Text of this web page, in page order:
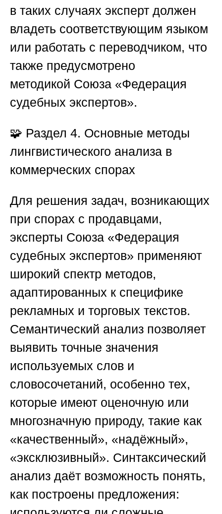
в таких случаях эксперт должен
владеть соответствующим языком
или работать с переводчиком, что
также предусмотрено
методикой Союза «Федерация
судебных экспертов».
🧩 Раздел 4. Основные методы
лингвистического анализа в
коммерческих спорах
Для решения задач, возникающих
при спорах с продавцами,
эксперты Союза «Федерация
судебных экспертов» применяют
широкий спектр методов,
адаптированных к специфике
рекламных и торговых текстов.
Семантический анализ позволяет
выявить точные значения
используемых слов и
словосочетаний, особенно тех,
которые имеют оценочную или
многозначную природу, такие как
«качественный», «надёжный»,
«эксклюзивный». Синтаксический
анализ даёт возможность понять,
как построены предложения: